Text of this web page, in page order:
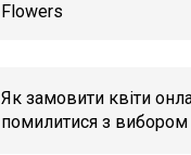
Flowers
Як замовити квіти
помилитися з вибором